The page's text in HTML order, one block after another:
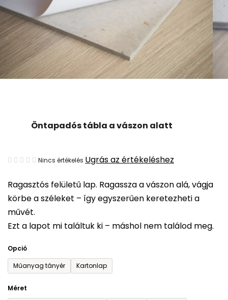
Ragasztós felületű lap. Ragassza a vászon alá, vágja
körbe a széleket – így egyszerűen keretezheti a
művét.
Ezt a lapot mi találtuk ki – máshol nem találod meg.
Opció
Műanyag tányér
Kartonlap
Méret
Öntapadós tábla a vászon alatt
A
átlagos
értékelése
ből
csillag.
Nincs értékelés Ugrás az értékeléshez